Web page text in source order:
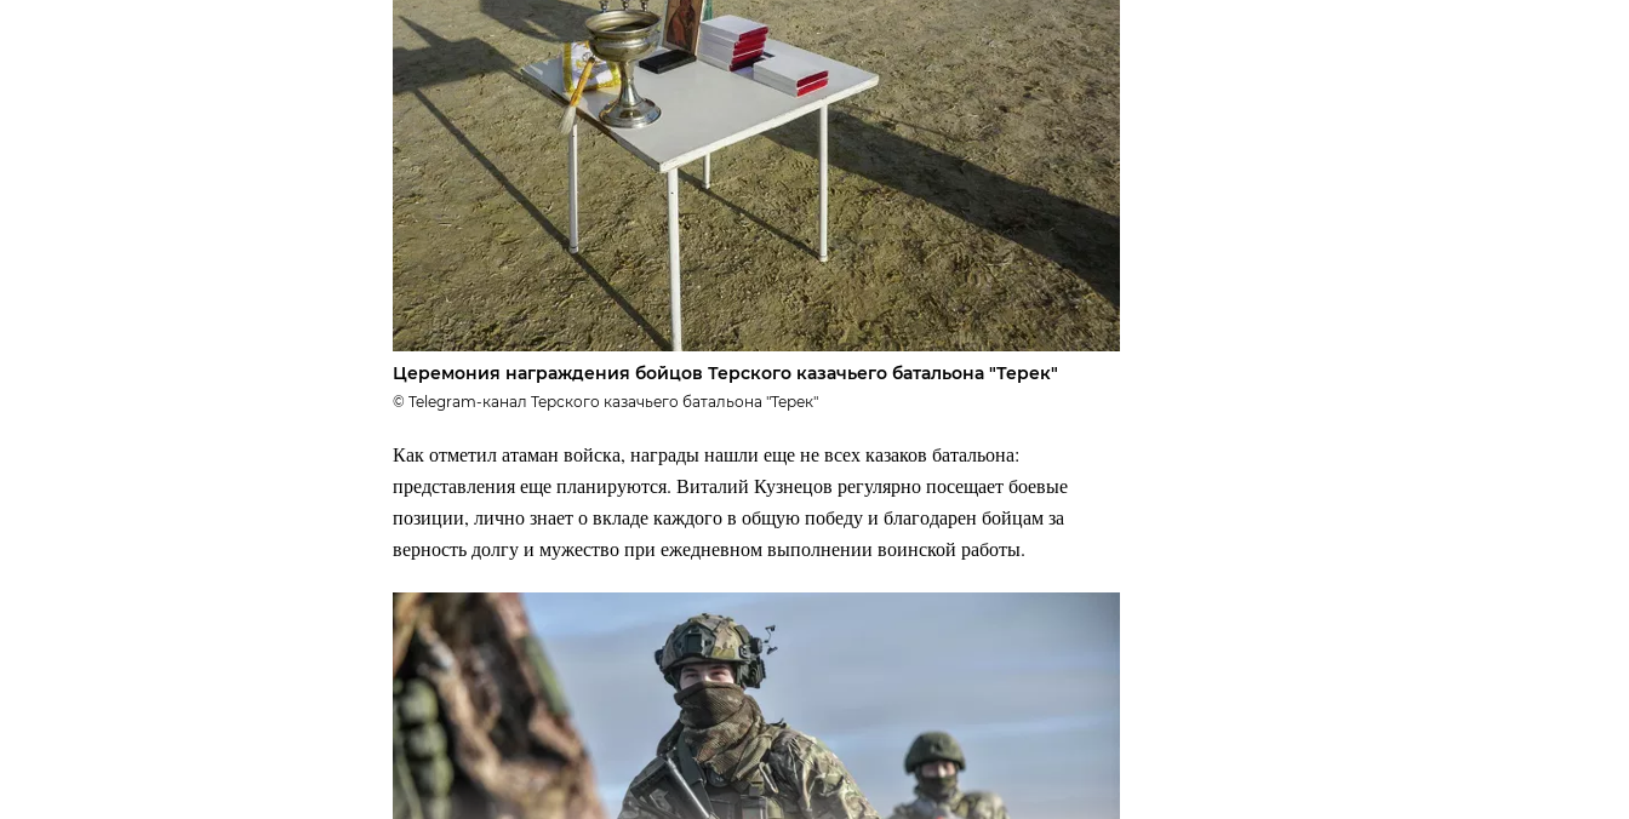
Церемония награждения бойцов Терского казачьего батальона "Терек"
© Telegram-канал Терского казачьего батальона "Терек"
Как отметил атаман войска, награды нашли еще не всех казаков батальона:
представления еще планируются. Виталий Кузнецов регулярно посещает боевые
позиции, лично знает о вкладе каждого в общую победу и благодарен бойцам за
верность долгу и мужество при ежедневном выполнении воинской работы.